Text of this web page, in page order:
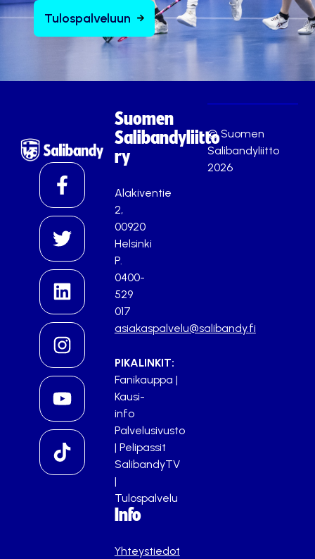
Tulospalveluun
Suomen
Salibandyliitto
ry
Alakiventie
2,
00920
Helsinki
P.
0400-
529
017
asiakaspalvelu@salibandy.fi
PIKALINKIT:
Fanikauppa |
Kausi-
info
Palvelusivusto
| Pelipassit
SalibandyTV
|
Tulospalvelu
Info
Yhteystiedot
© Suomen
Salibandyliitto
2026